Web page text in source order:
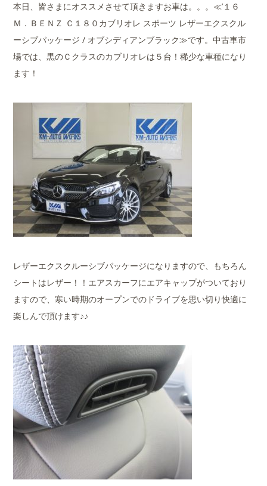
本日、皆さまにオススメさせて頂きますお車は。。。≪’１６
Ｍ．ＢＥＮＺ Ｃ１８０カブリオレ スポーツ レザーエクスクル
ーシブパッケージ / オブシディアンブラック≫です。中古車市
場では、黒のＣクラスのカブリオレは５台！稀少な車種になり
ます！
レザーエクスクルーシブパッケージになりますので、もちろん
シートはレザー！！エアスカーフにエアキャップがついており
ますので、寒い時期のオープンでのドライブを思い切り快適に
楽しんで頂けます♪♪